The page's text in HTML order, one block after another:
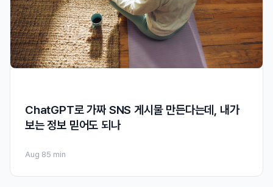
ChatGPT로 가짜 SNS 게시물 만든다는데, 내가
보는 정보 믿어도 되나
Aug 85 min